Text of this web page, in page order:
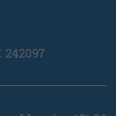
242097